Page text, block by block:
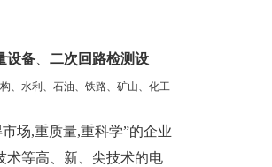
设备
二次回路检测设
、水利、石油、铁路、矿山、化工
场,重质量,重科学”的企业
术等高、新、尖技术的电